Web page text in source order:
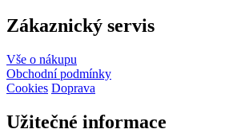
Zákaznický servis
Vše o nákupu
Obchodní podmínky
Cookies Doprava
Užitečné informace